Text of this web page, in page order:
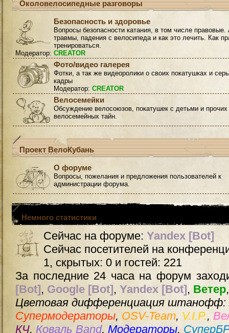
Околовелосипедные разговоры
Безопасность и здоровье
Вопросы безопасности катания, в том числе правовые.
травмы, падения с велосипеда и как это лечить. Как
тренироваться.
Модератор: CREATOR
Фото/видео галерея
Фотки, а так же видеоролики о своих покатушках и
кадры
Модератор: CREATOR
Велосемейки
Обсуждение велосоюзов, покатушек с детьми и прочих
велосемейных тайн.
Проект ВелоКубань
О форуме
Вопросы, пожелания и предложения пользователей к
администрации форума.
Немного статистики
Сейчас на форуме: Yandex [Bot]
Сейчас посетителей на
1, скрытых: 0 и гостей: 221
За последние 24 часа на форум
[Bot], Google [Bot], Yandex [Bot], Ветер
Цветовая дифференциация штанофф:
Супермодераторы, OSV-Team, V.I.P.,
КЧ, Коваль Band, Модераторы,